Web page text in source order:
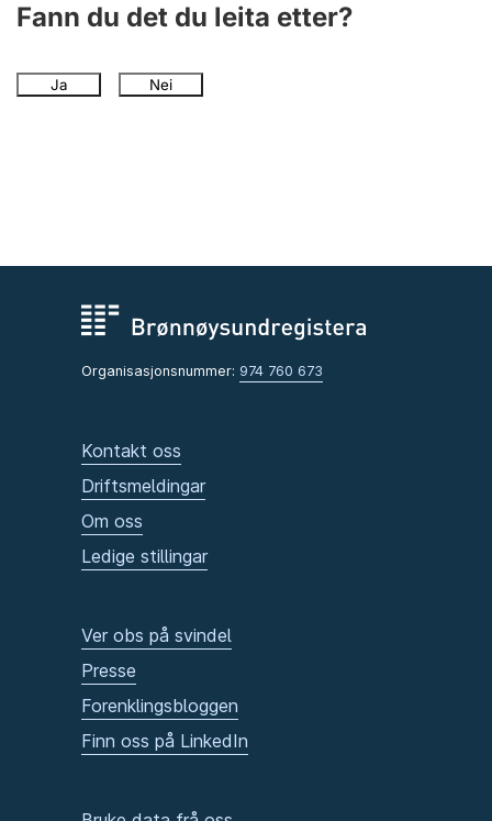
Fann du det du leita etter?
Ja Nei
Organisasjonsnummer: 974 760 673
Kontakt oss
Driftsmeldingar
Om oss
Ledige stillingar
Ver obs på svindel
Presse
Forenklingsbloggen
Finn oss på LinkedIn